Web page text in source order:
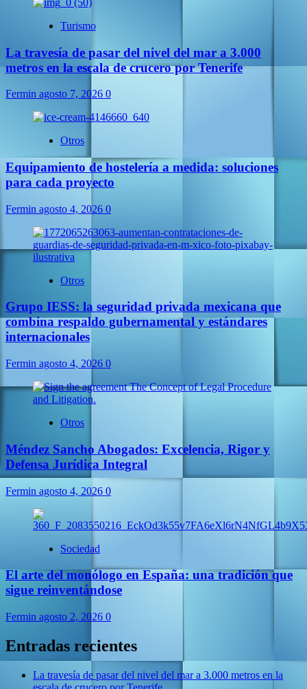
Turismo
La travesía de pasar del nivel del mar a 3.000
metros en la escala de crucero por Tenerife
Fermin agosto 7, 2026 0
Otros
Equipamiento de hostelería a medida: soluciones
para cada proyecto
Fermin agosto 4, 2026 0
Otros
Grupo IESS: la seguridad privada mexicana que
combina respaldo gubernamental y estándares
internacionales
Fermin agosto 4, 2026 0
Otros
Méndez Sancho Abogados: Excelencia, Rigor y
Defensa Jurídica Integral
Fermin agosto 4, 2026 0
Sociedad
El arte del monólogo en España: una tradición que
sigue reinventándose
Fermin agosto 2, 2026 0
Entradas recientes
La travesía de pasar del nivel del mar a 3.000 metros en la